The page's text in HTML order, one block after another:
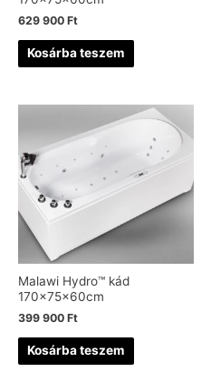
629 900 Ft
Kosárba teszem
Malawi Hydro™ kád
170x75x60cm
399 900 Ft
Kosárba teszem